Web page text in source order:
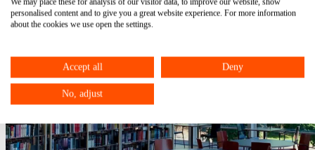
personalised content and to give you a great website experience. For more information
about the cookies we use open the settings.
Accept all Deny
No, adjust